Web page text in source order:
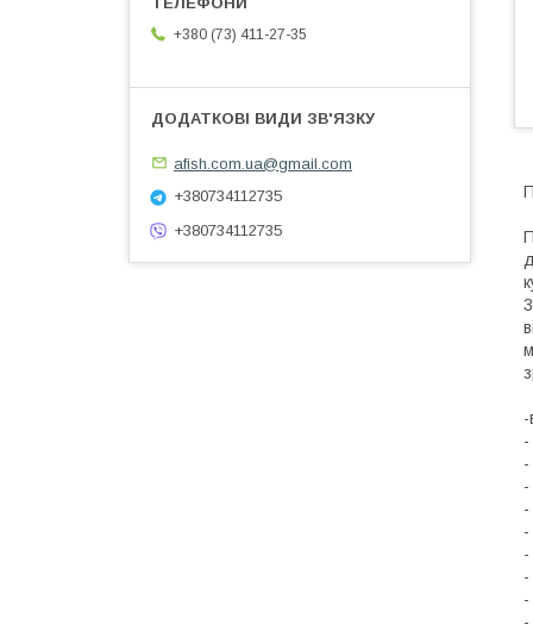
-
-
-
-
-
-
-
-
+380 (73) 411-27-35
afish.com.ua@gmail.com
+380734112735
+380734112735